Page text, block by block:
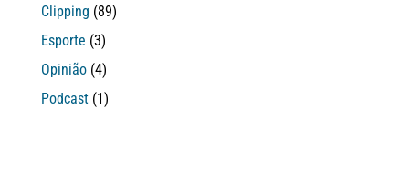
Clipping (89)
Esporte (3)
Opinião (4)
Podcast (1)